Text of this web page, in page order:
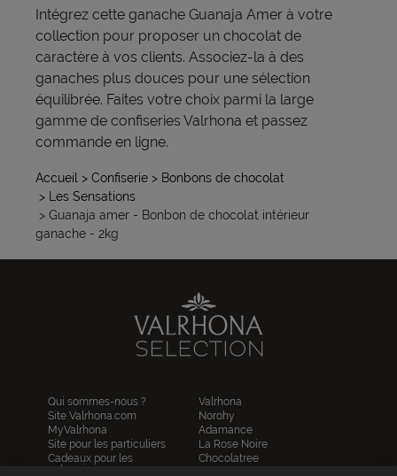
Intégrez cette ganache Guanaja Amer à votre
collection pour proposer un chocolat de
caractère à vos clients. Associez-la à des
ganaches plus douces pour une sélection
équilibrée. Faites votre choix parmi la large
gamme de confiseries Valrhona et passez
commande en ligne.
Accueil > Confiserie > Bonbons de chocolat
> Les Sensations
> Guanaja amer - Bonbon de chocolat intérieur
ganache - 2kg
Qui sommes-nous ?
Site Valrhona.com
MyValrhona
Site pour les particuliers
Cadeaux pour les
entreprises
Valrhona
Norohy
Adamance
La Rose Noire
Chocolatree